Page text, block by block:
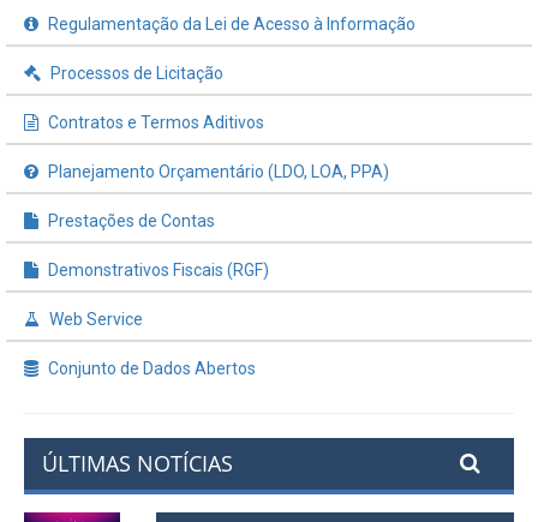
Regulamentação da Lei de Acesso à Informação
Processos de Licitação
Contratos e Termos Aditivos
Planejamento Orçamentário (LDO, LOA, PPA)
Prestações de Contas
Demonstrativos Fiscais (RGF)
Web Service
Conjunto de Dados Abertos
ÚLTIMAS NOTÍCIAS